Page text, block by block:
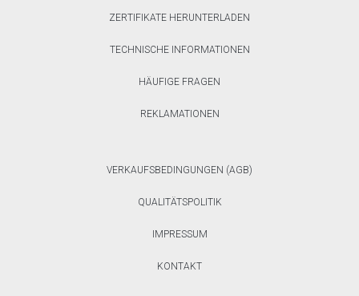
ZERTIFIKATE HERUNTERLADEN
TECHNISCHE INFORMATIONEN
HÄUFIGE FRAGEN
REKLAMATIONEN
VERKAUFSBEDINGUNGEN (AGB)
QUALITÄTSPOLITIK
IMPRESSUM
KONTAKT